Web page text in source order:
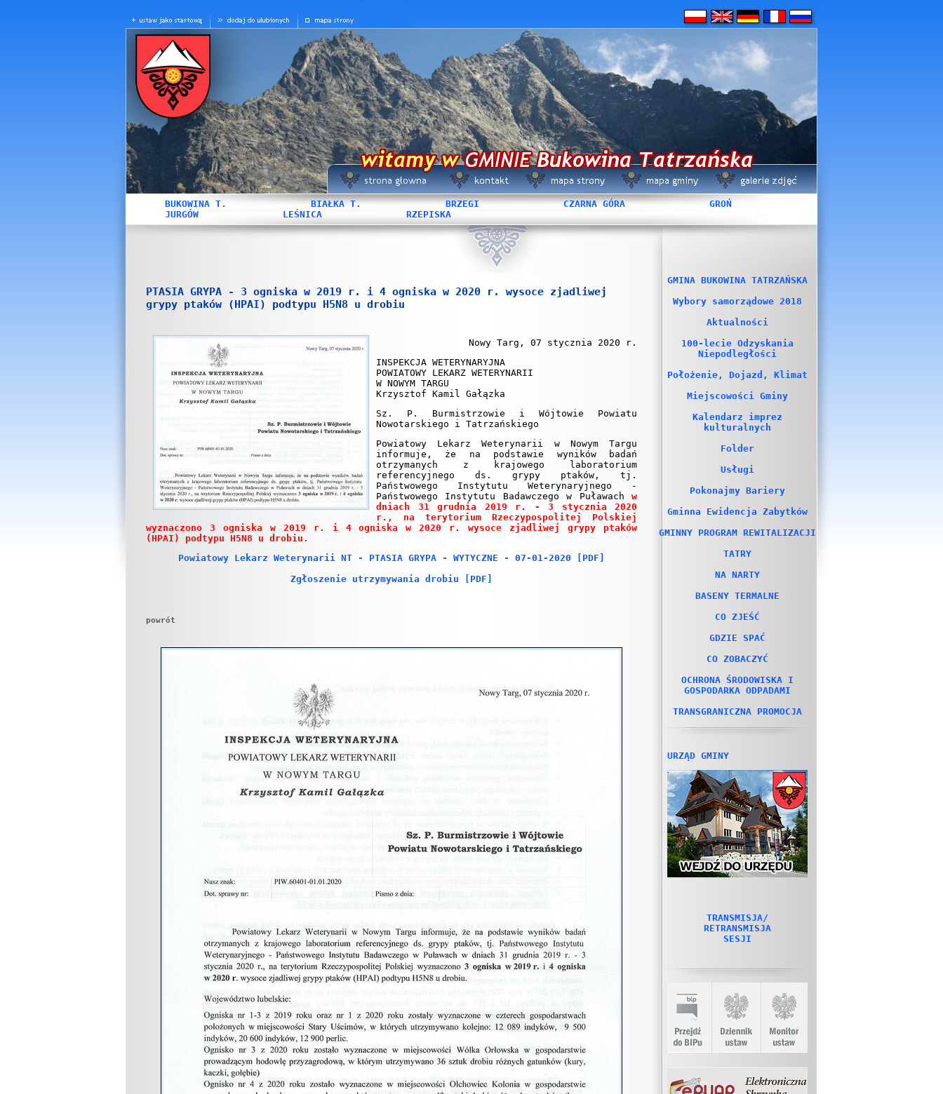
BUKOWINA T. BIAŁKA T. BRZEGI CZARNA GÓRA
GROŃ
JURGÓW
LEŚNICA RZEPISKA
PTASIA GRYPA - 3 ogniska w 2019 r. i 4 ogniska w 2020 r. wysoce zjadliwej
grypy ptaków (HPAI) podtypu H5N8 u drobiu
Nowy Targ, 07 stycznia 2020 r.
INSPEKCJA WETERYNARYJNA
POWIATOWY LEKARZ WETERYNARII
W NOWYM TARGU
Krzysztof Kamil Gałązka
Sz. P. Burmistrzowie i Wójtowie Powiatu
Nowotarskiego i Tatrzańskiego
Powiatowy Lekarz Weterynarii w Nowym Targu
informuje, że na podstawie wyników badań
otrzymanych z krajowego laboratorium
referencyjnego ds. grypy ptaków, tj.
Państwowego Instytutu Weterynaryjnego -
Państwowego Instytutu Badawczego w Puławach w
dniach 31 grudnia 2019 r. - 3 stycznia 2020
r., na terytorium Rzeczypospolitej Polskiej
wyznaczono 3 ogniska w 2019 r. i 4 ogniska w 2020 r. wysoce zjadliwej grypy ptaków
(HPAI) podtypu H5N8 u drobiu.
Powiatowy Lekarz Weterynarii NT - PTASIA GRYPA - WYTYCZNE - 07-01-2020 [PDF]
Zgłoszenie utrzymywania drobiu [PDF]
powrót
GMINA BUKOWINA TATRZAŃSKA
Wybory samorządowe 2018
Aktualności
100-lecie Odzyskania
Niepodległości
Położenie, Dojazd, Klimat
Miejscowości Gminy
Kalendarz imprez
kulturalnych
Folder
Usługi
Pokonajmy Bariery
Gminna Ewidencja Zabytków
GMINNY PROGRAM REWITALIZACJI
TATRY
NA NARTY
BASENY TERMALNE
CO ZJEŚĆ
GDZIE SPAĆ
CO ZOBACZYĆ
OCHRONA ŚRODOWISKA I
GOSPODARKA ODPADAMI
TRANSGRANICZNA PROMOCJA
URZĄD GMINY
TRANSMISJA/
RETRANSMISJA
SESJI